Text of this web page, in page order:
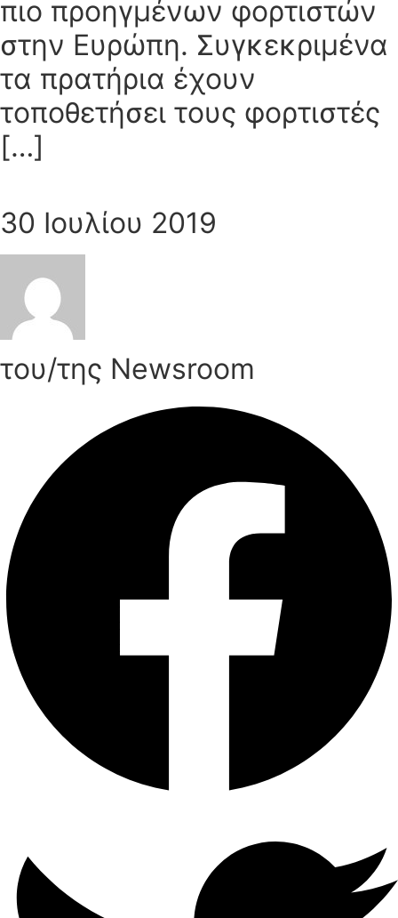
πιο προηγμένων φορτιστών
στην Ευρώπη. Συγκεκριμένα
τα πρατήρια έχουν
τοποθετήσει τους φορτιστές
[…]
30 Ιουλίου 2019
του/της Newsroom